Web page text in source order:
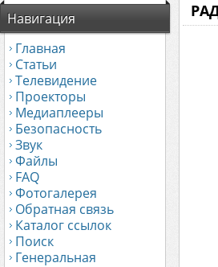
Навигация
Главная
Статьи
Телевидение
Проекторы
Медиаплееры
Безопасность
Звук
Файлы
FAQ
Фотогалерея
Обратная связь
Каталог ссылок
Поиск
Генеральная